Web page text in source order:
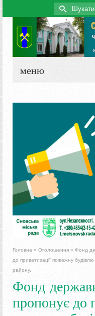
Search
for:
меню
Головна » Оголошення » Фонд
до приватизації пожежну будівлю
району.
Фонд
пропонує до